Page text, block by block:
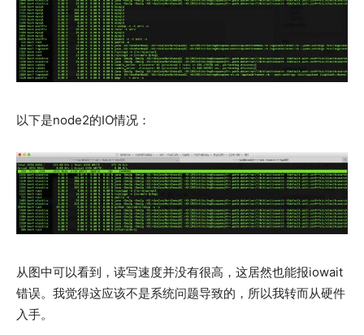
以下是node2的IO情况：
从图中可以看到，读写速度并没有很高，这居然也能报iowait
错误。我觉得这应该不是系统问题导致的，所以我转而从硬件
入手。